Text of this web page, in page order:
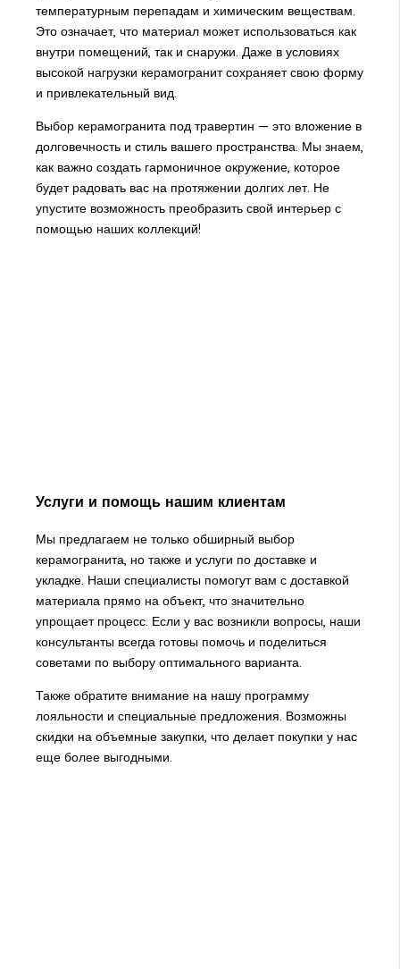
температурным перепадам и химическим веществам.
Это означает, что материал может использоваться как
внутри помещений, так и снаружи. Даже в условиях
высокой нагрузки керамогранит сохраняет свою форму
и привлекательный вид.
Выбор керамогранита под травертин — это вложение в
долговечность и стиль вашего пространства. Мы знаем,
как важно создать гармоничное окружение, которое
будет радовать вас на протяжении долгих лет. Не
упустите возможность преобразить свой интерьер с
помощью наших коллекций!
Услуги и помощь нашим клиентам
Мы предлагаем не только обширный выбор
керамогранита, но также и услуги по доставке и
укладке. Наши специалисты помогут вам с доставкой
материала прямо на объект, что значительно
упрощает процесс. Если у вас возникли вопросы, наши
консультанты всегда готовы помочь и поделиться
советами по выбору оптимального варианта.
Также обратите внимание на нашу программу
лояльности и специальные предложения. Возможны
скидки на объемные закупки, что делает покупки у нас
еще более выгодными.